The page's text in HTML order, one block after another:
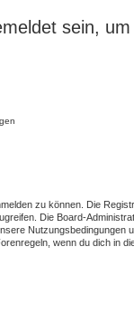
sein,
zu können. Die
Die Board-
Nutzungsbedingungen
wenn du dich in